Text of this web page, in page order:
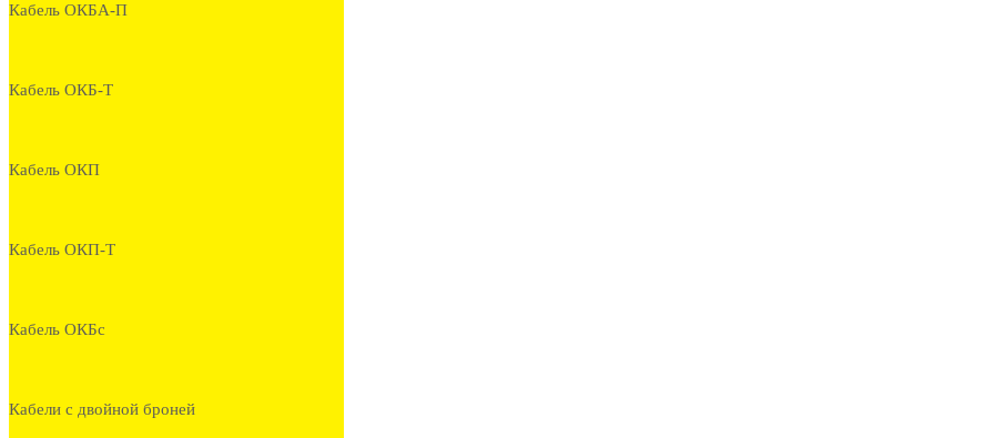
Кабель ОКБА-П
Кабель ОКБ-Т
Кабель ОКП
Кабель ОКП-Т
Кабель ОКБс
Кабели с двойной броней